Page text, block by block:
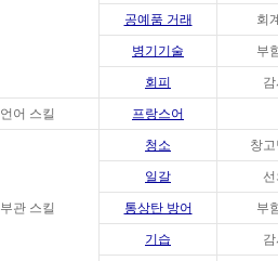
공예품 거래 회
병기기술 부
회피 감
언어 스킬 프랑스어
부관 스킬
청소 창고
일갈 선
통상탄 방어 부
기습 감